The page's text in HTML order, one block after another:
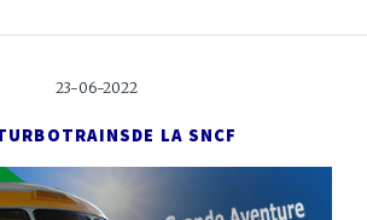
23-06-2022
DE LA SNCF